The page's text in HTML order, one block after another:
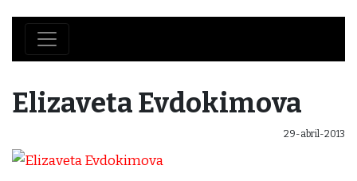
Elizaveta Evdokimova
29-abril-2013